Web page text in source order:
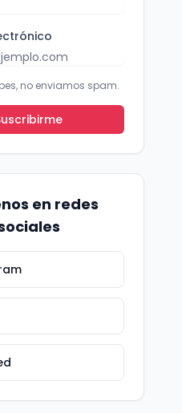
no enviamos spam.
en redes